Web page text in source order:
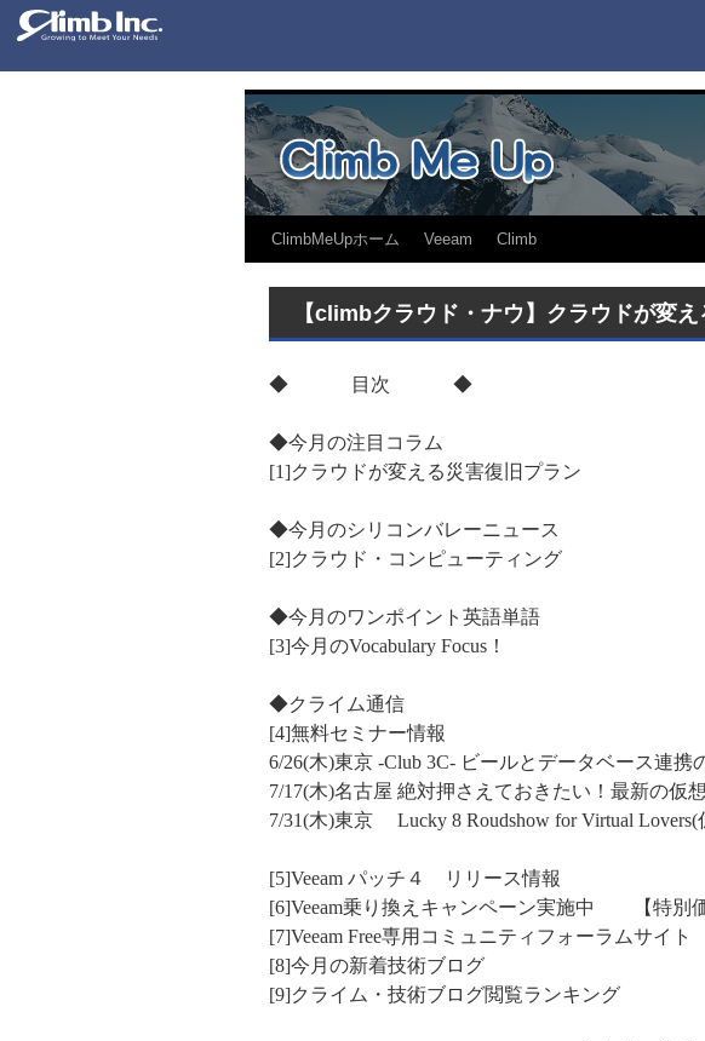
ClimbMeUpホーム Veeam Climb
【climbクラウド・ナウ】クラウドが変
◆ 目次 ◆
◆今月の注目コラム
[1]クラウドが変える災害復旧プラン
◆今月のシリコンバレーニュース
[2]クラウド・コンピューティング
◆今月のワンポイント英語単語
[3]今月のVocabulary Focus！
◆クライム通信
[4]無料セミナー情報
6/26(木)東京 -Club 3C- ビールとデータベース連携
7/17(木)名古屋 絶対押さえておきたい！最新の仮
7/31(木)東京 Lucky 8 Roudshow for Virtual Lovers(
[5]Veeam パッチ４ リリース情報
[6]Veeam乗り換えキャンペーン実施中 【特別
[7]Veeam Free専用コミュニティフォーラムサイト
[8]今月の新着技術ブログ
[9]クライム・技術ブログ閲覧ランキング